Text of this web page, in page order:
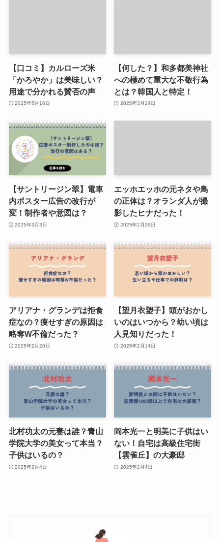
【口コミ】カルローズ米
「かろやか」は美味しい？
用途で分かれる賛否の声
2025年5月16日
【何した？】和多都美神社
への極めて重大な不敬行為
とは？韓国人と特定！
2025年3月24日
【サントリージン翠】電車
内ポスター広告の改行が
変！制作者や意図は？
2025年3月3日
エッホエッホの元ネタや鳥
の正体は？オランダ人が撮
影したヒナだった！
2025年2月26日
アリアナ・グランデは拒食
症なの？痩せすぎの原因は
略奪W不倫だった？
2025年2月20日
【望月衣塑子】頭がおかし
いのはいつから？幼い頃は
人見知りだった！
2025年2月14日
北村功太の元妻は誰？青山
学院大学の美女って本当？
子供はいるの？
2025年2月4日
岡本光一と明美に子供はい
ない！自宅は高級住宅街
【雲雀丘】の大豪邸
2025年2月4日